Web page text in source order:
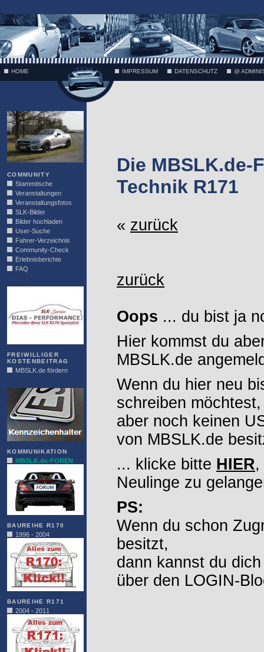
;
HOME IMPRESSUM DATENSCHUTZ @
COMMUNITY
Stammtische
Veranstaltungen
Veranstaltungsfotos
SLK-Bilder
Bilder hochladen
User-Suche
Fahrer-Verzeichnis
Community-Check
Erlebnisberichte
FAQ
FREIWILLIGER
KOSTENBEITRAG
MBSLK.de fördern
KOMMUNIKATION
MBSLK.de-FOREN
BAUREIHE R170
1996 - 2004
BAUREIHE R171
2004 - 2011
Die MBSLK.de-
Technik R171
« zurück
zurück
Oops ... du bist ja
Hier kommst du
MBSLK.de
Wenn du hier neu
schreiben möchtest,
aber noch keinen
von MBSLK.de
... klicke bitte HIER,
Neulinge zu
PS:
Wenn du schon
besitzt,
dann kannst du
über den LOGIN-